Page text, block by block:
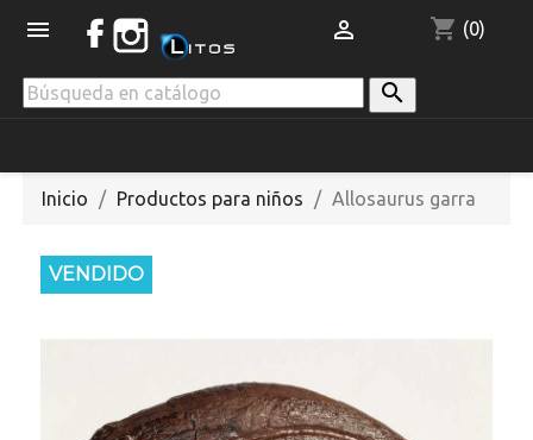
 shopping_cart (0)


Inicio Productos para niños Allosaurus garra
VENDIDO